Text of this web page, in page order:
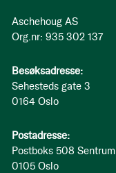
Aschehoug AS
Org.nr: 935 302 137
Besøksadresse:
Sehesteds gate 3
0164 Oslo
Postadresse:
Postboks 508 Sentrum
0105 Oslo